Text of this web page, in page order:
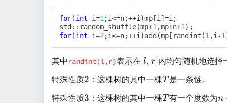
for(int i=1 ;i<=n;++i )mp [i ]=i ;
std :: random_shuffle(mp+1 ,mp+n+1 ) ;
for(int i=2 ;i<=n;++i )add (mp [ randint (1 ,i -1
其中 randint(l,r)表示在[
,
r
[l, r]内均匀随机地选择
特殊性质2
2 ：这棵树的其中一棵T
T 是一条链。
特殊性质3
3 ：这棵树的其中一棵T
T 有一个度数为n
n